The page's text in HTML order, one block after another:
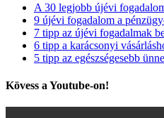
A 30 legjobb újévi
9 újévi fogadalom a
7 tipp az újévi fogadalmak
6 tipp a karácsonyi
5 tipp az egészségesebb
Kövess a Youtube-on!